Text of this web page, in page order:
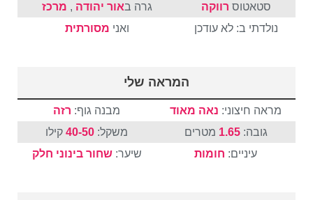
סטאטוס רווקה גרה באור יהודה , מרכז
נולדתי ב: לא עודכן
ואני מסורתית
המראה שלי
מראה חיצוני: נאה מאוד מבנה גוף: רזה
גובה:1.65 מטרים משקל: 40-50 קילו
עיניים: חומות שיער:שחור בינוני חלק